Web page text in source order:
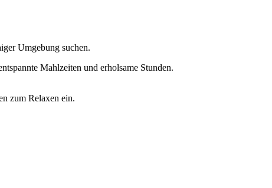
Umgebung suchen.
Mahlzeiten und erholsame Stunden.
zum Relaxen ein.